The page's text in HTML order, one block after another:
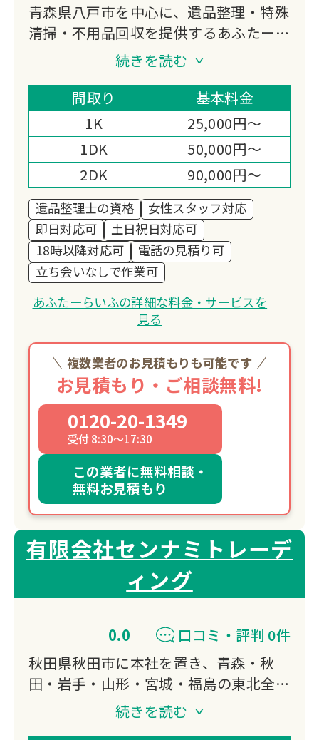
青森県八戸市を中心に、遺品整理・特殊
清掃・不用品回収を提供するあふたーら
いふ。10年以上の経験を持つスタッフ
が、ご遺族の想いを尊重しながら丁寧に
作業を進めます。年中無休で対応し、買
取査定や清掃まで幅広くサポートいたし
ます。
続きを読む
間取り
基本料金
1K
25,000円～
1DK
50,000円～
2DK
90,000円～
遺品整理士の資格
女性スタッフ対応
即日対応可
土日祝日対応可
18時以降対応可
電話の見積り可
立ち会いなしで作業可
あふたーらいふの詳細な料金・サービスを
見る
複数業者のお見積もりも可能です
お見積もり・ご相談無料!
0120-20-1349
受付 8:30～17:30
この業者に無料相談・
無料お見積もり
有限会社センナミトレーデ
ィング
0.0
口コミ・評判 0件
秋田県秋田市に本社を置き、青森・秋
田・岩手・山形・宮城・福島の東北全域
で出張買取・遺品整理に対応。
古い家屋や蔵の解体前の片付けから、空
続きを読む